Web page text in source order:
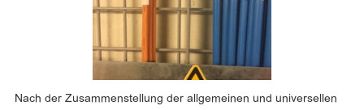
Nach der Zusammenstellung der allgemeinen und universellen